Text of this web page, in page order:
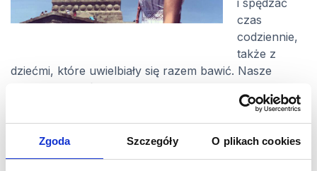
Zgoda Szczegóły O plikach cookies
i spędzać
czas
codziennie,
także z
dziećmi, które uwielbiały się razem bawić. Nasze
rodziny przyjaźnią się ze sobą, więc często wyjeżdżały
i siostra mojej
Host momrównież mieli Au Pair, dlatego na
spotkaniach czy wyjazdach rodzinnych też zawsze
miałyśmy siebie!